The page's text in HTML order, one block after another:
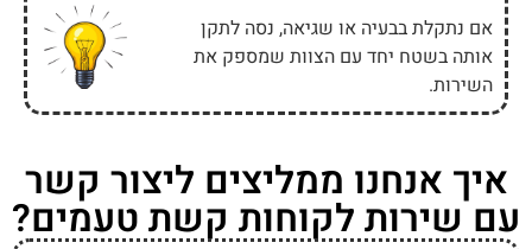
אם נתקלת בבעיה או שגיאה, נסה לתקן
אותה בשטח יחד עם הצוות שמספק את
השירות.
איך אנחנו ממליצים ליצור קשר
עם שירות לקוחות קשת טעמים?